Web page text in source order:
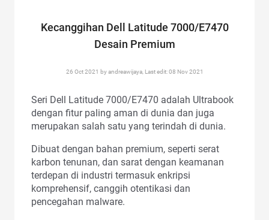
Kecanggihan Dell Latitude 7000/E7470
Desain Premium
26 Oct 2021 by andreawijaya, Last edit: 08 Nov 2021
Seri Dell Latitude 7000/E7470 adalah Ultrabook
dengan fitur paling aman di dunia dan juga
merupakan salah satu yang terindah di dunia.
Dibuat dengan bahan premium, seperti serat
karbon tenunan, dan sarat dengan keamanan
terdepan di industri termasuk enkripsi
komprehensif, canggih otentikasi dan
pencegahan malware.